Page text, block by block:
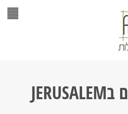
בJERUSALEM